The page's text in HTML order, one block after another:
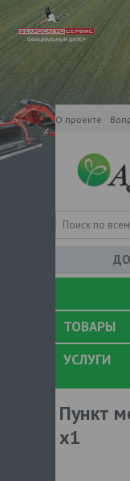
О проекте
ТОВАРЫ
УСЛУГИ
Пункт
x1